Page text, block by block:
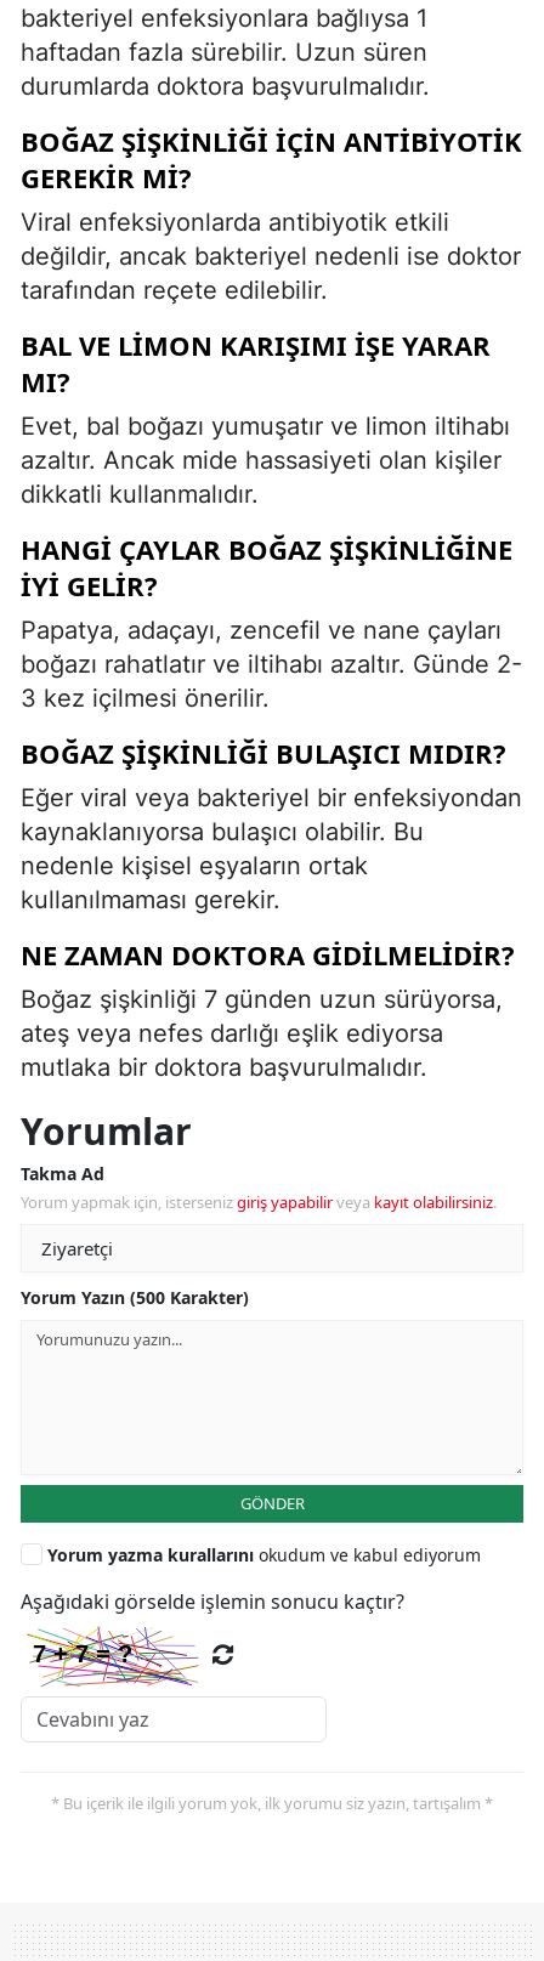
bakteriyel enfeksiyonlara bağlıysa 1
haftadan fazla sürebilir. Uzun süren
durumlarda doktora başvurulmalıdır.
BOĞAZ ŞIŞKINLIĞI IÇIN ANTIBIYOTIK
GEREKIR MI?
Viral enfeksiyonlarda antibiyotik etkili
değildir, ancak bakteriyel nedenli ise doktor
tarafından reçete edilebilir.
BAL VE LIMON KARIŞIMI IŞE YARAR
MI?
Evet, bal boğazı yumuşatır ve limon iltihabı
azaltır. Ancak mide hassasiyeti olan kişiler
dikkatli kullanmalıdır.
HANGI ÇAYLAR BOĞAZ ŞIŞKINLIĞINE
IYI GELIR?
Papatya, adaçayı, zencefil ve nane çayları
boğazı rahatlatır ve iltihabı azaltır. Günde 2-
3 kez içilmesi önerilir.
BOĞAZ ŞIŞKINLIĞI BULAŞICI MIDIR?
Eğer viral veya bakteriyel bir enfeksiyondan
kaynaklanıyorsa bulaşıcı olabilir. Bu
nedenle kişisel eşyaların ortak
kullanılmaması gerekir.
NE ZAMAN DOKTORA GIDILMELIDIR?
Boğaz şişkinliği 7 günden uzun sürüyorsa,
ateş veya nefes darlığı eşlik ediyorsa
mutlaka bir doktora başvurulmalıdır.
Yorumlar
Takma Ad
Yorum yapmak için, istersenizgiriş yapabilirveya kayıt olabilirsiniz.
Yorum Yazın (500 Karakter)
GÖNDER
Yorum yazma kurallarını okudum ve kabul ediyorum
Aşağıdaki görselde işlemin sonucu kaçtır?
* Bu içerik ile ilgili yorum yok, ilk yorumu siz yazın, tartışalım *